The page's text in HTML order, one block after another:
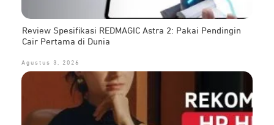
Review Spesifikasi REDMAGIC Astra 2: Pakai Pendingin
Cair Pertama di Dunia
Agustus 3, 2026